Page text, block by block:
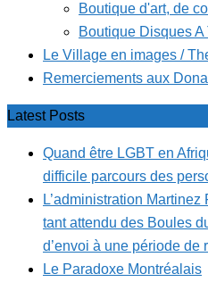
Boutique d'art, de
Boutique Disques A
Le Village en images /
Remerciements aux
Latest Posts
Quand être LGBT en
difficile parcours des
L’administration
tant attendu des Boules
d’envoi à une période
Le Paradoxe Montréalais